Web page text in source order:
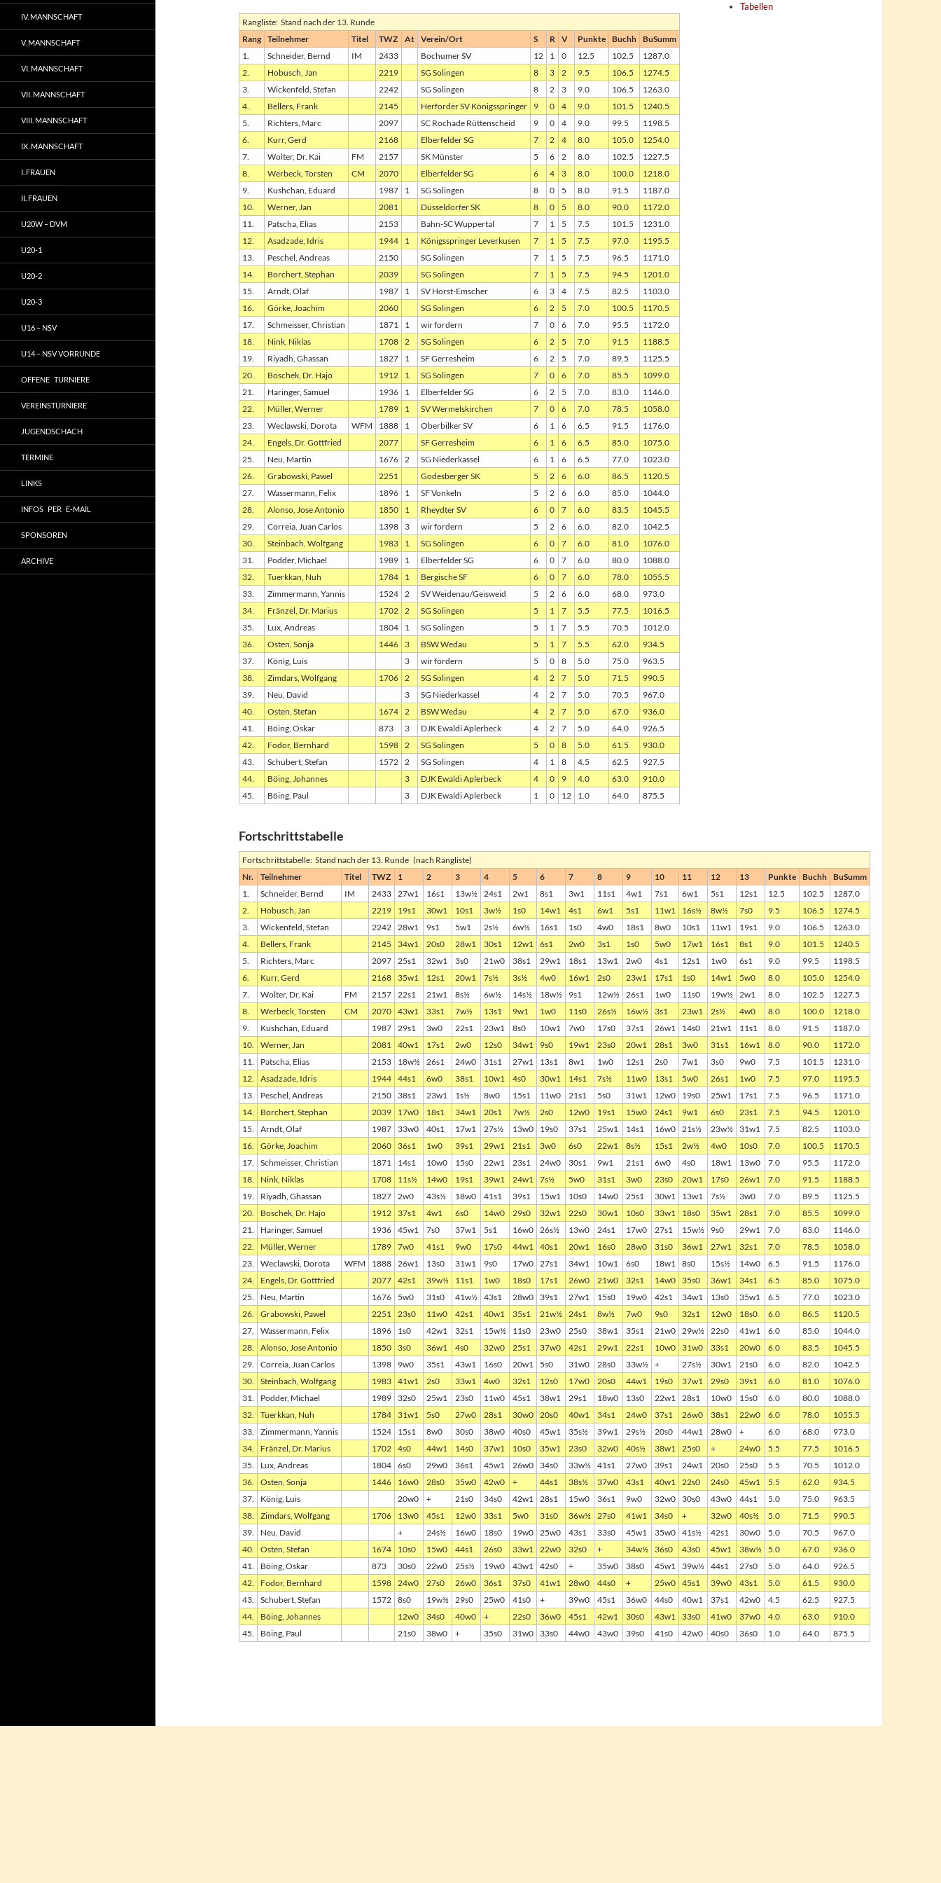
Tabellen
Rangliste: Stand nach der 13. Runde
Rang Teilnehmer Titel TWZ At Verein/Ort S R V Punkte Buchh BuSumm
1.
Schneider, Bernd IM 2433 Bochumer SV 12 1 0 12.5 102.5
1287.0
2.
Hobusch, Jan 2219 SG Solingen 8 3 2 9.5 106.5
1274.5
3.
Wickenfeld, Stefan 2242 SG Solingen 8 2 3 9.0 106.5
1263.0
4.
Bellers, Frank 2145 Herforder SV Königsspringer 9 0 4 9.0 101.5
1240.5
5.
Richters, Marc 2097 SC Rochade Rüttenscheid 9 0 4 9.0 99.5
1198.5
6.
Kurr, Gerd 2168 Elberfelder SG 7 2 4 8.0 105.0
1254.0
7.
Wolter, Dr. Kai FM 2157 SK Münster 5 6 2 8.0 102.5
1227.5
8.
Werbeck, Torsten CM 2070 Elberfelder SG 6 4 3 8.0 100.0
1218.0
9.
Kushchan, Eduard 1987 1 SG Solingen 8 0 5 8.0 91.5
1187.0
10.
Werner, Jan 2081 Düsseldorfer SK 8 0 5 8.0 90.0
1172.0
11.
Patscha, Elias 2153 Bahn-SC Wuppertal 7 1 5 7.5 101.5
1231.0
12.
Asadzade, Idris 1944 1 Königsspringer Leverkusen 7 1 5 7.5 97.0
1195.5
13.
Peschel, Andreas 2150 SG Solingen 7 1 5 7.5 96.5
1171.0
14.
Borchert, Stephan 2039 SG Solingen 7 1 5 7.5 94.5
1201.0
15.
Arndt, Olaf 1987 1 SV Horst-Emscher 6 3 4 7.5 82.5
1103.0
16.
Görke, Joachim 2060 SG Solingen 6 2 5 7.0 100.5
1170.5
17.
Schmeisser, Christian 1871 1 wir fordern 7 0 6 7.0 95.5
1172.0
18.
Nink, Niklas 1708 2 SG Solingen 6 2 5 7.0 91.5
1188.5
19.
Riyadh, Ghassan 1827 1 SF Gerresheim 6 2 5 7.0 89.5
1125.5
20.
Boschek, Dr. Hajo 1912 1 SG Solingen 7 0 6 7.0 85.5
1099.0
21.
Haringer, Samuel 1936 1 Elberfelder SG 6 2 5 7.0 83.0
1146.0
22.
Müller, Werner 1789 1 SV Wermelskirchen 7 0 6 7.0 78.5
1058.0
23.
Weclawski, Dorota WFM 1888 1 Oberbilker SV 6 1 6 6.5 91.5
1176.0
24.
Engels, Dr. Gottfried 2077 SF Gerresheim 6 1 6 6.5 85.0
1075.0
25.
Neu, Martin 1676 2 SG Niederkassel 6 1 6 6.5 77.0
1023.0
26.
Grabowski, Pawel 2251 Godesberger SK 5 2 6 6.0 86.5
1120.5
27.
Wassermann, Felix 1896 1 SF Vonkeln 5 2 6 6.0 85.0
1044.0
28.
Alonso, Jose Antonio 1850 1 Rheydter SV 6 0 7 6.0 83.5
1045.5
29.
Correia, Juan Carlos 1398 3 wir fordern 5 2 6 6.0 82.0
1042.5
30.
Steinbach, Wolfgang 1983 1 SG Solingen 6 0 7 6.0 81.0
1076.0
31.
Podder, Michael 1989 1 Elberfelder SG 6 0 7 6.0 80.0
1088.0
32.
Tuerkkan, Nuh 1784 1 Bergische SF 6 0 7 6.0 78.0
1055.5
33.
Zimmermann, Yannis 1524 2 SV Weidenau/Geisweid 5 2 6 6.0 68.0
973.0
34.
Fränzel, Dr. Marius 1702 2 SG Solingen 5 1 7 5.5 77.5
1016.5
35.
Lux, Andreas 1804 1 SG Solingen 5 1 7 5.5 70.5
1012.0
36.
Osten, Sonja 1446 3 BSW Wedau 5 1 7 5.5 62.0
934.5
37.
König, Luis 3 wir fordern 5 0 8 5.0 75.0
963.5
38.
Zimdars, Wolfgang 1706 2 SG Solingen 4 2 7 5.0 71.5
990.5
39.
Neu, David 3 SG Niederkassel 4 2 7 5.0 70.5
967.0
40.
Osten, Stefan 1674 2 BSW Wedau 4 2 7 5.0 67.0
936.0
41.
Böing, Oskar 873 3 DJK Ewaldi Aplerbeck 4 2 7 5.0 64.0
926.5
42.
Fodor, Bernhard 1598 2 SG Solingen 5 0 8 5.0 61.5
930.0
43.
Schubert, Stefan 1572 2 SG Solingen 4 1 8 4.5 62.5
927.5
44.
Böing, Johannes 3 DJK Ewaldi Aplerbeck 4 0 9 4.0 63.0
910.0
45.
Böing, Paul 3 DJK Ewaldi Aplerbeck 1 0 12 1.0 64.0 875.5
Fortschrittstabelle
Fortschrittstabelle: Stand nach der 13. Runde (nach Rangliste)
Nr.
Teilnehmer Titel TWZ 1 2 3 4 5 6 7 8 9 10 11 12 13 Punkte Buchh BuSumm
1.
Schneider, Bernd IM 2433 27w1 16s1 13w½ 24s1 2w1 8s1 3w1 11s1 4w1 7s1 6w1 5s1 12s1 12.5 102.5
1287.0
2.
Hobusch, Jan 2219 19s1 30w1 10s1 3w½ 1s0 14w1 4s1 6w1 5s1 11w1 16s½ 8w½ 7s0 9.5 106.5
1274.5
3.
Wickenfeld, Stefan 2242 28w1 9s1 5w1 2s½ 6w½ 16s1 1s0 4w0 18s1 8w0 10s1 11w1 19s1 9.0 106.5
1263.0
4.
Bellers, Frank 2145 34w1 20s0 28w1 30s1 12w1 6s1 2w0 3s1 1s0 5w0 17w1 16s1 8s1 9.0 101.5
1240.5
5.
Richters, Marc 2097 25s1 32w1 3s0 21w0 38s1 29w1 18s1 13w1 2w0 4s1 12s1 1w0 6s1 9.0 99.5
1198.5
6.
Kurr, Gerd 2168 35w1 12s1 20w1 7s½ 3s½ 4w0 16w1 2s0 23w1 17s1 1s0 14w1 5w0 8.0 105.0
1254.0
7.
Wolter, Dr. Kai FM 2157 22s1 21w1 8s½ 6w½ 14s½ 18w½ 9s1 12w½ 26s1 1w0 11s0 19w½ 2w1 8.0 102.5
1227.5
8.
Werbeck, Torsten CM 2070 43w1 33s1 7w½ 13s1 9w1 1w0 11s0 26s½ 16w½ 3s1 23w1 2s½ 4w0 8.0 100.0
1218.0
9.
Kushchan, Eduard 1987 29s1 3w0 22s1 23w1 8s0 10w1 7w0 17s0 37s1 26w1 14s0 21w1 11s1 8.0 91.5
1187.0
10.
Werner, Jan 2081 40w1 17s1 2w0 12s0 34w1 9s0 19w1 23s0 20w1 28s1 3w0 31s1 16w1 8.0 90.0
1172.0
11.
Patscha, Elias 2153 18w½ 26s1 24w0 31s1 27w1 13s1 8w1 1w0 12s1 2s0 7w1 3s0 9w0 7.5 101.5
1231.0
12.
Asadzade, Idris 1944 44s1 6w0 38s1 10w1 4s0 30w1 14s1 7s½ 11w0 13s1 5w0 26s1 1w0 7.5 97.0
1195.5
13.
Peschel, Andreas 2150 38s1 23w1 1s½ 8w0 15s1 11w0 21s1 5s0 31w1 12w0 19s0 25w1 17s1 7.5 96.5
1171.0
14.
Borchert, Stephan 2039 17w0 18s1 34w1 20s1 7w½ 2s0 12w0 19s1 15w0 24s1 9w1 6s0 23s1 7.5 94.5
1201.0
15.
Arndt, Olaf 1987 33w0 40s1 17w1 27s½ 13w0 19s0 37s1 25w1 14s1 16w0 21s½ 23w½ 31w1 7.5 82.5
1103.0
16.
Görke, Joachim 2060 36s1 1w0 39s1 29w1 21s1 3w0 6s0 22w1 8s½ 15s1 2w½ 4w0 10s0 7.0 100.5
1170.5
17.
Schmeisser, Christian 1871 14s1 10w0 15s0 22w1 23s1 24w0 30s1 9w1 21s1 6w0 4s0 18w1 13w0 7.0 95.5
1172.0
18.
Nink, Niklas 1708 11s½ 14w0 19s1 39w1 24w1 7s½ 5w0 31s1 3w0 23s0 20w1 17s0 26w1 7.0 91.5
1188.5
19.
Riyadh, Ghassan 1827 2w0 43s½ 18w0 41s1 39s1 15w1 10s0 14w0 25s1 30w1 13w1 7s½ 3w0 7.0 89.5
1125.5
20.
Boschek, Dr. Hajo 1912 37s1 4w1 6s0 14w0 29s0 32w1 22s0 30w1 10s0 33w1 18s0 35w1 28s1 7.0 85.5
1099.0
21.
Haringer, Samuel 1936 45w1 7s0 37w1 5s1 16w0 26s½ 13w0 24s1 17w0 27s1 15w½ 9s0 29w1 7.0 83.0
1146.0
22.
Müller, Werner 1789 7w0 41s1 9w0 17s0 44w1 40s1 20w1 16s0 28w0 31s0 36w1 27w1 32s1 7.0 78.5
1058.0
23.
Weclawski, Dorota WFM 1888 26w1 13s0 31w1 9s0 17w0 27s1 34w1 10w1 6s0 18w1 8s0 15s½ 14w0 6.5 91.5
1176.0
24.
Engels, Dr. Gottfried 2077 42s1 39w½ 11s1 1w0 18s0 17s1 26w0 21w0 32s1 14w0 35s0 36w1 34s1 6.5 85.0
1075.0
25.
Neu, Martin 1676 5w0 31s0 41w½ 43s1 28w0 39s1 27w1 15s0 19w0 42s1 34w1 13s0 35w1 6.5 77.0
1023.0
26.
Grabowski, Pawel 2251 23s0 11w0 42s1 40w1 35s1 21w½ 24s1 8w½ 7w0 9s0 32s1 12w0 18s0 6.0 86.5
1120.5
27.
Wassermann, Felix 1896 1s0 42w1 32s1 15w½ 11s0 23w0 25s0 38w1 35s1 21w0 29w½ 22s0 41w1 6.0 85.0
1044.0
28.
Alonso, Jose Antonio 1850 3s0 36w1 4s0 32w0 25s1 37w0 42s1 29w1 22s1 10w0 31w0 33s1 20w0 6.0 83.5
1045.5
29.
Correia, Juan Carlos 1398 9w0 35s1 43w1 16s0 20w1 5s0 31w0 28s0 33w½ + 27s½ 30w1 21s0 6.0 82.0
1042.5
30.
Steinbach, Wolfgang 1983 41w1 2s0 33w1 4w0 32s1 12s0 17w0 20s0 44w1 19s0 37w1 29s0 39s1 6.0 81.0
1076.0
31.
Podder, Michael 1989 32s0 25w1 23s0 11w0 45s1 38w1 29s1 18w0 13s0 22w1 28s1 10w0 15s0 6.0 80.0
1088.0
32.
Tuerkkan, Nuh 1784 31w1 5s0 27w0 28s1 30w0 20s0 40w1 34s1 24w0 37s1 26w0 38s1 22w0 6.0 78.0
1055.5
33.
Zimmermann, Yannis 1524 15s1 8w0 30s0 38w0 40s0 45w1 35s½ 39w1 29s½ 20s0 44w1 28w0 + 6.0 68.0
973.0
34.
Fränzel, Dr. Marius 1702 4s0 44w1 14s0 37w1 10s0 35w1 23s0 32w0 40s½ 38w1 25s0 + 24w0 5.5 77.5
1016.5
35.
Lux, Andreas 1804 6s0 29w0 36s1 45w1 26w0 34s0 33w½ 41s1 27w0 39s1 24w1 20s0 25s0 5.5 70.5
1012.0
36.
Osten, Sonja 1446 16w0 28s0 35w0 42w0 + 44s1 38s½ 37w0 43s1 40w1 22s0 24s0 45w1 5.5 62.0
934.5
37.
König, Luis 20w0 + 21s0 34s0 42w1 28s1 15w0 36s1 9w0 32w0 30s0 43w0 44s1 5.0 75.0
963.5
38.
Zimdars, Wolfgang 1706 13w0 45s1 12w0 33s1 5w0 31s0 36w½ 27s0 41w1 34s0 + 32w0 40s½ 5.0 71.5
990.5
39.
Neu, David + 24s½ 16w0 18s0 19w0 25w0 43s1 33s0 45w1 35w0 41s½ 42s1 30w0 5.0 70.5
967.0
40.
Osten, Stefan 1674 10s0 15w0 44s1 26s0 33w1 22w0 32s0 + 34w½ 36s0 43s0 45w1 38w½ 5.0 67.0
936.0
41.
Böing, Oskar 873 30s0 22w0 25s½ 19w0 43w1 42s0 + 35w0 38s0 45w1 39w½ 44s1 27s0 5.0 64.0
926.5
42.
Fodor, Bernhard 1598 24w0 27s0 26w0 36s1 37s0 41w1 28w0 44s0 + 25w0 45s1 39w0 43s1 5.0 61.5
930.0
43.
Schubert, Stefan 1572 8s0 19w½ 29s0 25w0 41s0 + 39w0 45s1 36w0 44s0 40w1 37s1 42w0 4.5 62.5
927.5
44.
Böing, Johannes 12w0 34s0 40w0 + 22s0 36w0 45s1 42w1 30s0 43w1 33s0 41w0 37w0 4.0 63.0
910.0
45.
Böing, Paul 21s0 38w0 + 35s0 31w0 33s0 44w0 43w0 39s0 41s0 42w0 40s0 36s0 1.0 64.0 875.5
IV. MANNSCHAFT
V. MANNSCHAFT
VI. MANNSCHAFT
VII. MANNSCHAFT
VIII. MANNSCHAFT
IX. MANNSCHAFT
I. FRAUEN
II. FRAUEN
U20W – DVM
U20-1
U20-2
U20-3
U16 – NSV
U14 – NSV VORRUNDE
OFFENE TURNIERE
VEREINSTURNIERE
JUGENDSCHACH
TERMINE
LINKS
INFOS PER E-MAIL
SPONSOREN
ARCHIVE